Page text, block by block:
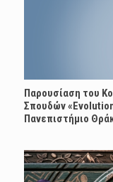
Παρουσίαση του
Σπουδών
Πανεπιστήμιο